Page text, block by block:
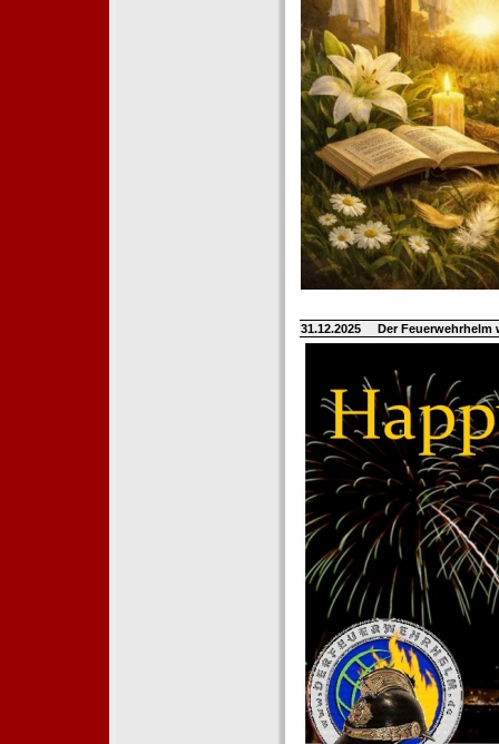
31.12.2025 Der